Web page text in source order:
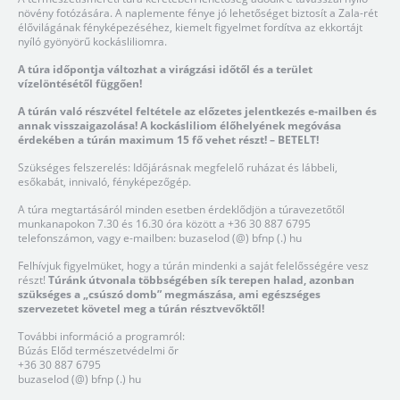
növény fotózására. A naplemente fénye jó lehetőséget biztosít a Zala-rét
élővilágának fényképezéséhez, kiemelt figyelmet fordítva az ekkortájt
nyíló gyönyörű kockásliliomra.
A túra időpontja változhat a virágzási időtől és a terület
vízelöntésétől függően!
A túrán való részvétel feltétele az előzetes jelentkezés e-mailben és
annak visszaigazolása! A kockásliliom élőhelyének megóvása
érdekében a túrán maximum 15 fő vehet részt! – BETELT!
Szükséges felszerelés: Időjárásnak megfelelő ruházat és lábbeli,
esőkabát, innivaló, fényképezőgép.
A túra megtartásáról minden esetben érdeklődjön a túravezetőtől
munkanapokon 7.30 és 16.30 óra között a +36 30 887 6795
telefonszámon, vagy e-mailben: buzaselod (@) bfnp (.) hu
Felhívjuk figyelmüket, hogy a túrán mindenki a saját felelősségére vesz
részt! Túránk útvonala többségében sík terepen halad, azonban
szükséges a „csúszó domb” megmászása, ami egészséges
szervezetet követel meg a túrán résztvevőktől!
További információ a programról:
Búzás Előd természetvédelmi őr
+36 30 887 6795
buzaselod (@) bfnp (.) hu